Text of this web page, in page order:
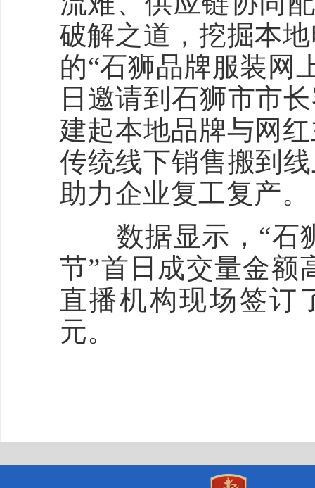
破解之道，挖掘本
的“石狮品牌服装网
日邀请到石狮市市
建起本地品牌与网
传统线下销售搬到
助力企业复工复产。
数据显示，“石狮
节”首日成交量金额
直播机构现场签订
元。